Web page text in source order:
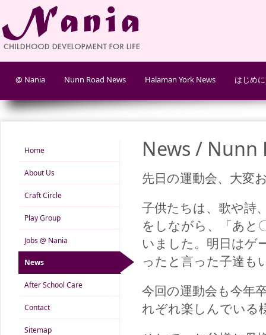
@ Nania Nunn Road News Halaman York News はじめに
Home
About Us
Craft Circle
Play Group
Jobs @ Nania
News
After School Care
Contact
Sitemap
News / Nunn
先日の運動会、大変
子供たちは、歌や詩
をしながら、「あと
いました。明日はゲ
ったと言った子達も
今回の運動会も今年
れぞれ楽しんでいる